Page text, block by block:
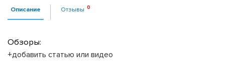
Описание Отзывы
Обзоры:
+добавить статью или видео